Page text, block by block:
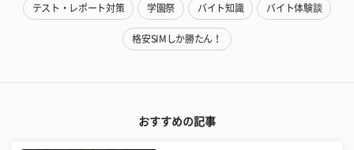
テスト・レポート対策 学園祭 バイト知識 バイト体験談
格安SIMしか勝たん！
おすすめの記事